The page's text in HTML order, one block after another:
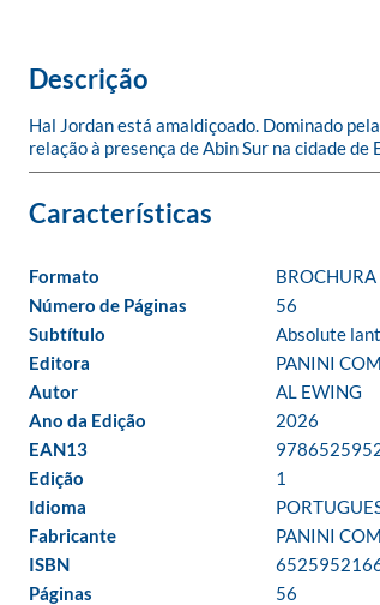
Descrição
Hal Jordan está amaldiçoado. Dominado
relação à presença de Abin Sur na cidade de
Formato
BROCHURA
Número de Páginas
56
Subtítulo
Absolute
Editora
PANINI
Autor
AL EWING
Ano da Edição
2026
EAN13
Edição
1
Idioma
Fabricante
PANINI
ISBN
Páginas
56